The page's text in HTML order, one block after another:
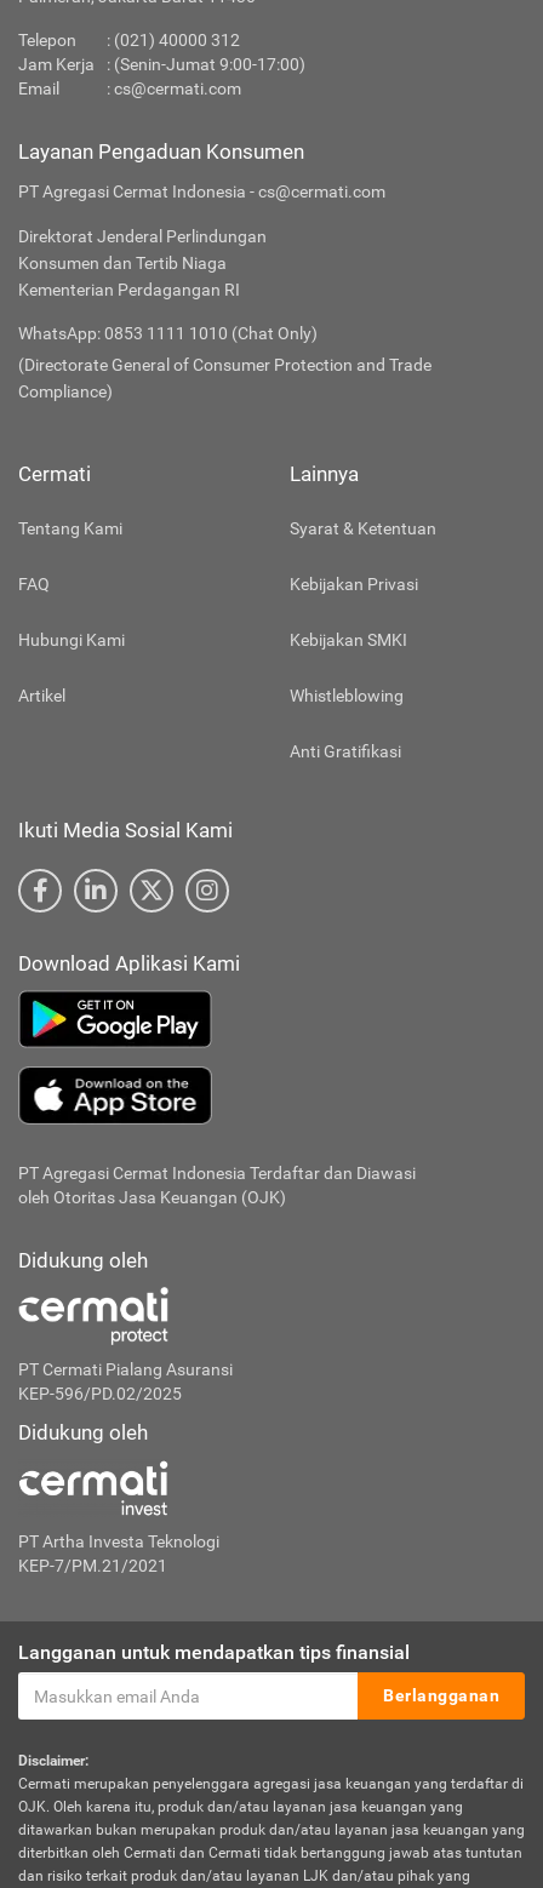
Telepon : (021) 40000 312
Jam Kerja
: (Senin-Jumat 9:00-17:00)
Email
:cs@cermati.com
Layanan Pengaduan Konsumen
PT Agregasi Cermat Indonesia - cs@cermati.com
Direktorat Jenderal Perlindungan
Konsumen dan Tertib Niaga
Kementerian Perdagangan RI
WhatsApp: 0853 1111 1010 (Chat Only)
(Directorate General of Consumer Protection and Trade
Compliance)
Cermati
Tentang Kami
FAQ
Hubungi Kami
Artikel
Lainnya
Syarat & Ketentuan
Kebijakan Privasi
Kebijakan SMKI
Whistleblowing
Anti Gratifikasi
Ikuti Media Sosial Kami
Download Aplikasi Kami
PT Agregasi Cermat Indonesia Terdaftar dan Diawasi
oleh Otoritas Jasa Keuangan (OJK)
Didukung oleh
PT Cermati Pialang Asuransi
KEP-596/PD.02/2025
Didukung oleh
PT Artha Investa Teknologi
KEP-7/PM.21/2021
Langganan untuk mendapatkan tips finansial
Berlangganan
Disclaimer:
Cermati merupakan penyelenggara agregasi jasa keuangan yang terdaftar di
OJK. Oleh karena itu, produk dan/atau layanan jasa keuangan yang
ditawarkan bukan merupakan produk dan/atau layanan jasa keuangan yang
diterbitkan oleh Cermati dan Cermati tidak bertanggung jawab atas tuntutan
dan risiko terkait produk dan/atau layanan LJK dan/atau pihak yang